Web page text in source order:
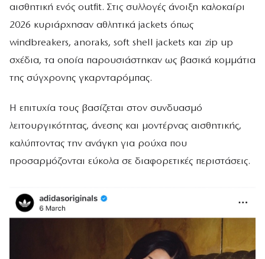
αισθητική ενός outfit. Στις συλλογές άνοιξη καλοκαίρι
2026 κυριάρχησαν αθλητικά jackets όπως
windbreakers, anoraks, soft shell jackets και zip up
σχέδια, τα οποία παρουσιάστηκαν ως βασικά κομμάτια
της σύγχρονης γκαρνταρόμπας.
Η επιτυχία τους βασίζεται στον συνδυασμό
λειτουργικότητας, άνεσης και μοντέρνας αισθητικής,
καλύπτοντας την ανάγκη για ρούχα που
προσαρμόζονται εύκολα σε διαφορετικές περιστάσεις.